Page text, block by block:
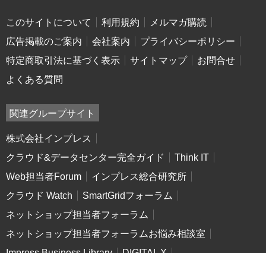
このサイトについて 利用規約
メルマガ購読
広告掲載のご案内
会社案内
プライバシーポリシー
特定商取引法に基づく表示
サイトマップ
お問合せ
よくある質問
関連グループサイト
株式会社インプレス
クラウド&データセンター完全ガイド
Think IT
Web担当者Forum
インプレス総合研究所
クラウド Watch
SmartGridフォーラム
ネットショップ担当者フォーラム
ネットショップ担当者フォーラムお悩み相談室